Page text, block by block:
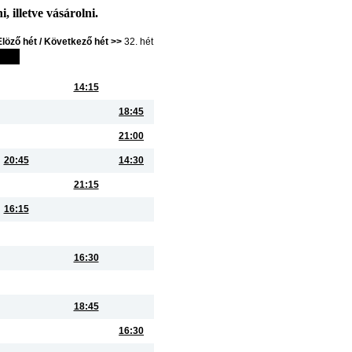
illetve vásárolni.
hét / Következő hét >> 32. hét
14:15
18:45
21:00
20:45 14:30
21:15
16:15
16:30
18:45
16:30